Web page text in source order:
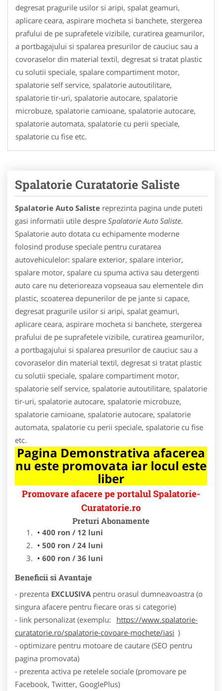
degresat pragurile usilor si aripi, spalat geamuri,
aplicare ceara, aspirare mocheta si banchete, stergerea
prafului de pe suprafetele vizibile, curatirea geamurilor,
a portbagajului si spalarea presurilor de cauciuc sau a
covoraselor din material textil, degresat si tratat plastic
cu solutii speciale, spalare compartiment motor,
spalatorie self service, spalatorie autoutilitare,
spalatorie tir-uri, spalatorie autocare, spalatorie
microbuze, spalatorie camioane, spalatorie autocare,
spalatorie automata, spalatorie cu perii speciale,
spalatorie cu fise etc.
Spalatorie Curatatorie Saliste
Spalatorie Auto Saliste reprezinta pagina unde puteti
gasi informatii utile despre Spalatorie Auto Saliste.
Spalatorie auto dotata cu echipamente moderne
folosind produse speciale pentru curatarea
autovehiculelor: spalare exterior, spalare interior,
spalare motor, spalare cu spuma activa sau detergenti
auto care nu deterioreaza vopseaua sau elementele din
plastic, scoaterea depunerilor de pe jante si capace,
degresat pragurile usilor si aripi, spalat geamuri,
aplicare ceara, aspirare mocheta si banchete, stergerea
prafului de pe suprafetele vizibile, curatirea geamurilor,
a portbagajului si spalarea presurilor de cauciuc sau a
covoraselor din material textil, degresat si tratat plastic
cu solutii speciale, spalare compartiment motor,
spalatorie self service, spalatorie autoutilitare, spalatorie
tir-uri, spalatorie autocare, spalatorie microbuze,
spalatorie camioane, spalatorie autocare, spalatorie
automata, spalatorie cu perii speciale, spalatorie cu fise
etc.
Pagina Demonstrativa afacerea
nu este promovata iar locul este
liber
Promovare afacere pe portalul Spalatorie-
Curatatorie.ro
Preturi Abonamente
400 ron / 12 luni
500 ron / 24 luni
600 ron / 36 luni
Beneficii si Avantaje
- prezenta EXCLUSIVA pentru orasul dumneavoastra (o
singura afacere pentru fiecare oras si categorie)
- link personalizat (exemplu:
https://www.spalatorie-
curatatorie.ro/spalatorie-covoare-mochete/iasi )
- optimizare pentru motoare de cautare (SEO pentru
pagina promovata)
- prezenta activa pe retelele sociale (promovare pe
Facebook, Twitter, GooglePlus)